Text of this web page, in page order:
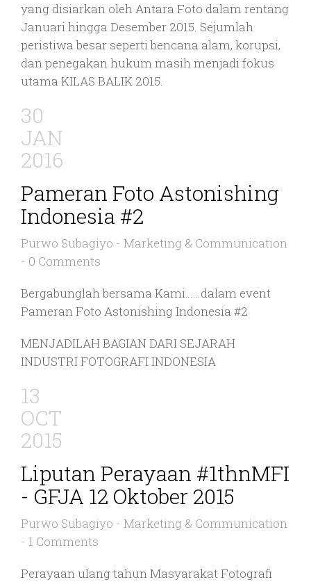
yang disiarkan oleh Antara Foto dalam rentang
Januari hingga Desember 2015. Sejumlah
peristiwa besar seperti bencana alam, korupsi,
dan penegakan hukum masih menjadi fokus
utama KILAS BALIK 2015.
30
JAN
2016
Pameran Foto Astonishing
Indonesia #2
Purwo Subagiyo - Marketing & Communication
- 0 Comments
Bergabunglah bersama Kami……dalam event
Pameran Foto Astonishing Indonesia #2
MENJADILAH BAGIAN DARI SEJARAH
INDUSTRI FOTOGRAFI INDONESIA
13
OCT
2015
Liputan Perayaan #1thnMFI
- GFJA 12 Oktober 2015
Purwo Subagiyo - Marketing & Communication
- 1 Comments
Perayaan ulang tahun Masyarakat Fotografi